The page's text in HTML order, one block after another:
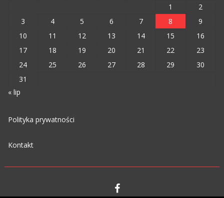
1
2
3
4 5 6 7 8
9
10
11 12 13 14 15
16
17
18 19 20 21 22
23
24
25 26 27 28 29
30
31
« lip
Polityka prywatności
Kontakt